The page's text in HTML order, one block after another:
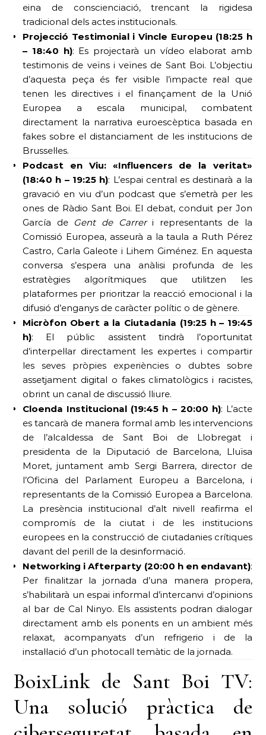
eina de conscienciació, trencant la rigidesa
tradicional dels actes institucionals.
Projecció Testimonial i Vincle Europeu (18:25 h
– 18:40 h): Es projectarà un vídeo elaborat amb
testimonis de veïns i veïnes de Sant Boi. L’objectiu
d’aquesta peça és fer visible l’impacte real que
tenen les directives i el finançament de la Unió
Europea a escala municipal, combatent
directament la narrativa euroescèptica basada en
fakes sobre el distanciament de les institucions de
Brussel·les.
Podcast en Viu: «Influencers de la veritat»
(18:40 h – 19:25 h): L’espai central es destinarà a la
gravació en viu d’un podcast que s’emetrà per les
ones de Ràdio Sant Boi. El debat, conduit per Jon
García de Gent de Carreri representants de la
Comissió Europea, asseurà a la taula a Ruth Pérez
Castro, Carla Galeote i Lihem Giménez. En aquesta
conversa s’espera una anàlisi profunda de les
estratègies algorítmiques que utilitzen les
plataformes per prioritzar la reacció emocional i la
difusió d’enganys de caràcter polític o de gènere.
Micròfon Obert a la Ciutadania (19:25 h – 19:45
h): El públic assistent tindrà l’oportunitat
d’interpel·lar directament les expertes i compartir
les seves pròpies experiències o dubtes sobre
assetjament digital o fakes climatològics i racistes,
obrint un canal de discussió lliure.
Cloenda Institucional (19:45 h – 20:00 h): L’acte
es tancarà de manera formal amb les intervencions
de l’alcaldessa de Sant Boi de Llobregat i
presidenta de la Diputació de Barcelona, Lluïsa
Moret, juntament amb Sergi Barrera, director de
l’Oficina del Parlament Europeu a Barcelona, i
representants de la Comissió Europea a Barcelona.
La presència institucional d’alt nivell reafirma el
compromís de la ciutat i de les institucions
europees en la construcció de ciutadanies crítiques
davant del perill de la desinformació.
Networking i Afterparty (20:00 h en endavant):
Per finalitzar la jornada d’una manera propera,
s’habilitarà un espai informal d’intercanvi d’opinions
al bar de Cal Ninyo. Els assistents podran dialogar
directament amb els ponents en un ambient més
relaxat, acompanyats d’un refrigerio i de la
instal·lació d’un photocall temàtic de la jornada.
BoixLink de Sant Boi TV:
Una solució pràctica de